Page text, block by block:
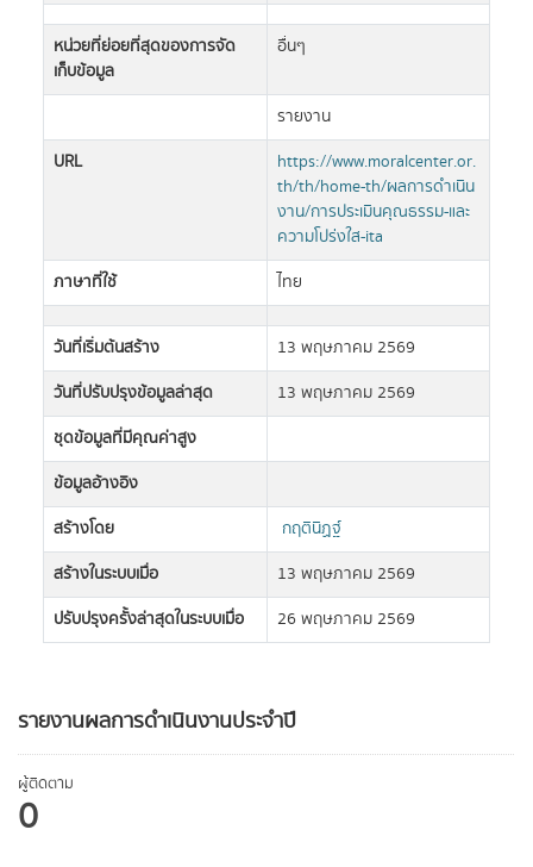
รายงานผลการดำเนินงานประจำปี
ผู้ติดตาม
0
หน่วยที่ย่อยที่สุดของการจัด
เก็บข้อมูล
อื่นๆ
รายงาน
URL
https://www.moralcenter.or.
th/th/home-th/ผลการดำเนิน
งาน/การประเมินคุณธรรม-และ
ความโปร่งใส-ita
ภาษาที่ใช้
ไทย
วันที่เริ่มต้นสร้าง
13 พฤษภาคม 2569
วันที่ปรับปรุงข้อมูลล่าสุด
13 พฤษภาคม 2569
ชุดข้อมูลที่มีคุณค่าสูง
ข้อมูลอ้างอิง
สร้างโดย
กฤตินิฏฐ์
สร้างในระบบเมื่อ
13 พฤษภาคม 2569
ปรับปรุงครั้งล่าสุดในระบบเมื่อ
26 พฤษภาคม 2569